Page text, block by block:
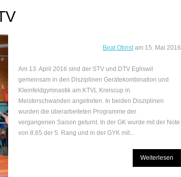
Beat Obristam 15. Mai 2016
Am 13. April 2016 sind der STV und DTV Egliswil
gemeinsam in den Disziplinen Gerätekombination und
Kleinfeldgymnastik am KTVL Kreiscup in
Meisterschwanden angetreten. In beiden Disziplinen
wurden die überarbeiteten Programme der
vergangenen Saison geturnt. In der GK wurde mit der Note
von 8.65 der 5. Rang und in der GYK mit...
Weiterlesen